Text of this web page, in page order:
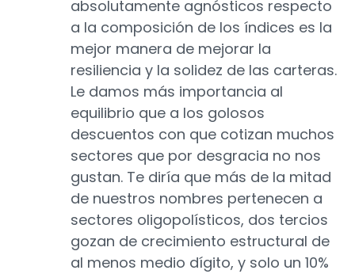
absolutamente agnósticos respecto
a la composición de los índices es la
mejor manera de mejorar la
resiliencia y la solidez de las carteras.
Le damos más importancia al
equilibrio que a los golosos
descuentos con que cotizan muchos
sectores que por desgracia no nos
gustan. Te diría que más de la mitad
de nuestros nombres pertenecen a
sectores oligopolísticos, dos tercios
gozan de crecimiento estructural de
al menos medio dígito, y solo un 10%